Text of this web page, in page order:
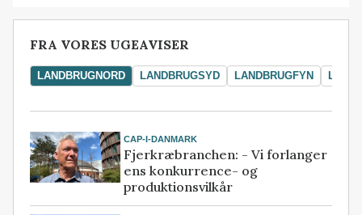
FRA VORES UGEAVISER
LANDBRUGNORD LANDBRUGSYD LANDBRUGFYN
CAP-I-DANMARK
Fjerkræbranchen: - Vi forlanger
ens konkurrence- og
produktionsvilkår